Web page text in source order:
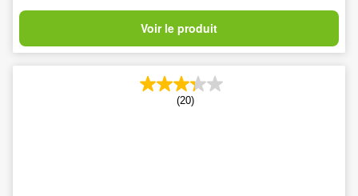
Voir le produit
(20)